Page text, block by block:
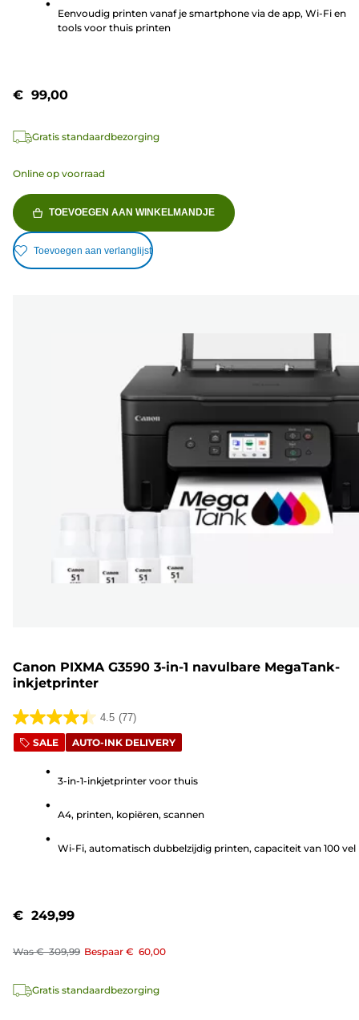
beoordelingen
Eenvoudig printen vanaf je smartphone via de app, Wi-Fi en
tools voor thuis printen
€ 99,00
Gratis standaardbezorging
Online op voorraad
TOEVOEGEN AAN WINKELMANDJE
Toevoegen aan verlanglijst
Canon PIXMA G3590 3-in-1 navulbare MegaTank-
inkjetprinter
4.5 (77)
4.5
van
sterren.
beoordelingen
SALE AUTO-INK DELIVERY
3-in-1-inkjetprinter voor thuis
A4, printen, kopiëren, scannen
Wi-Fi, automatisch dubbelzijdig printen, capaciteit van 100 vel
€ 249,99
Was€ 309,99 Bespaar € 60,00
Gratis standaardbezorging